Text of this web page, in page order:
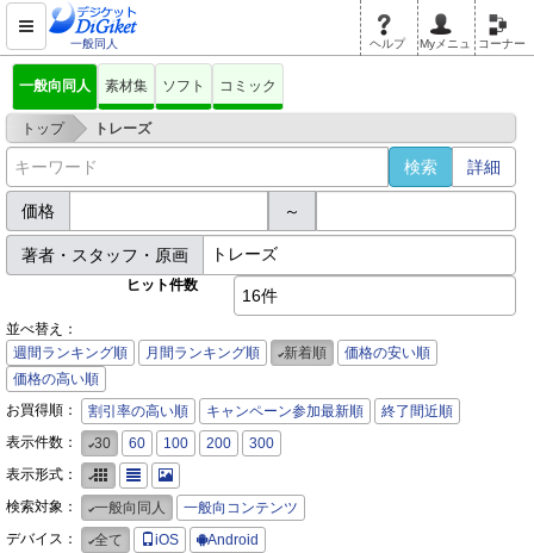
一般同人 ヘルプ Myメニュ コーナー
一般向同人 素材集 ソフト コミック
トップ > トレーズ
詳細
価格 ～
著者・スタッフ・原画
ヒット件数
16件
並べ替え：
週間ランキング順
月間ランキング順 新着順
価格の安い順
価格の高い順
お買得順：
割引率の高い順 キャンペーン参加最新順
終了間近順
表示件数：
30 60 100 200
300
表示形式：
検索対象：
一般向同人
一般向コンテンツ
デバイス：
全て iOS Android